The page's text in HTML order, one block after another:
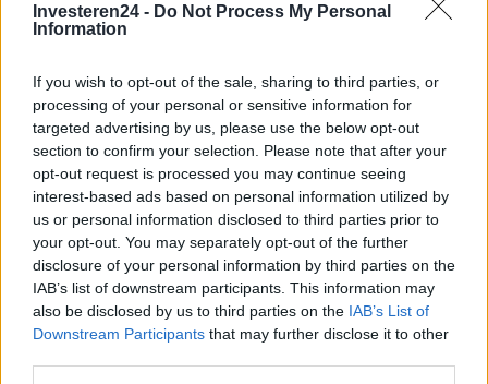
Investeren24 - Do Not Process My Personal
Information
If you wish to opt-out of the sale, sharing to third parties, or
processing of your personal or sensitive information for
targeted advertising by us, please use the below opt-out
section to confirm your selection. Please note that after your
opt-out request is processed you may continue seeing
interest-based ads based on personal information utilized by
us or personal information disclosed to third parties prior to
your opt-out. You may separately opt-out of the further
disclosure of your personal information by third parties on the
IAB’s list of downstream participants. This information may
also be disclosed by us to third parties on the IAB’s List of
Downstream Participants that may further disclose it to other
Verder lezen
NEWS